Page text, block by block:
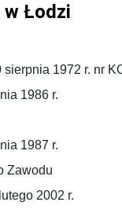
w Łodzi
1972 r. nr
1986 r.
1987 r.
Zawodu
2002 r.